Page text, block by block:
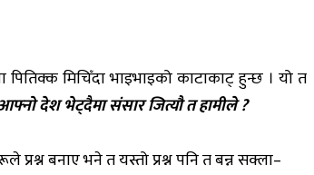
मिचिँदा भाइभाइको काटाकाट् हुन्छ । यो त
देश भेट्दैमा संसार जित्यौ त हामीले ?
बनाए भने त यस्तो प्रश्न पनि त बन्न सक्ला–